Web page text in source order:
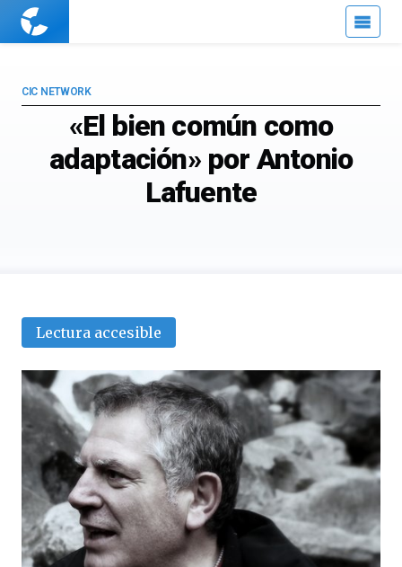
Cuaderno
«El bien común como
adaptación» por Antonio
Lafuente
CIC NETWORK
Lectura accesible